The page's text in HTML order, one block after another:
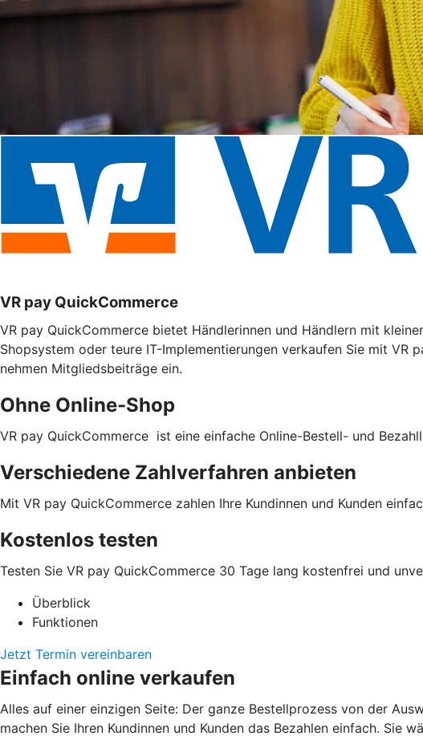
VR pay QuickCommerce
VR pay QuickCommerce bietet Händlerinnen und Händlern mit
Shopsystem oder teure IT-Implementierungen verkaufen Sie mit VR
nehmen Mitgliedsbeiträge ein.
Ohne Online-Shop
VR pay QuickCommerce ist eine einfache Online-Bestell- und
Verschiedene Zahlverfahren anbieten
Mit VR pay QuickCommerce zahlen Ihre Kundinnen und Kunden
Kostenlos testen
Testen Sie VR pay QuickCommerce 30 Tage lang kostenfrei und
Überblick
Funktionen
Jetzt Termin vereinbaren
Einfach online verkaufen
Alles auf einer einzigen Seite: Der ganze Bestellprozess von der
machen Sie Ihren Kundinnen und Kunden das Bezahlen einfach. Sie